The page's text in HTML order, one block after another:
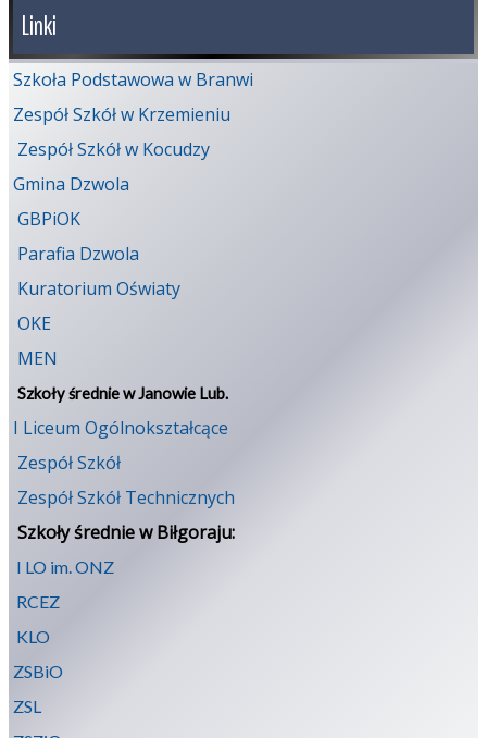
Linki
Szkoła Podstawowa w Branwi
Zespół Szkół w Krzemieniu
Zespół Szkół w Kocudzy
Gmina Dzwola
GBPiOK
Parafia Dzwola
Kuratorium Oświaty
OKE
MEN
Szkoły średnie w Janowie Lub.
I Liceum Ogólnokształcące
Zespół Szkół
Zespół Szkół Technicznych
Szkoły średnie w Biłgoraju:
I LO im. ONZ
RCEZ
KLO
ZSBiO
ZSL